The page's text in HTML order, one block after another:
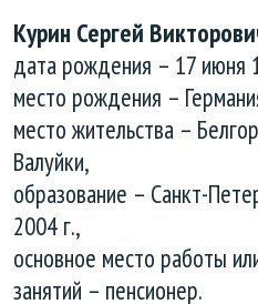
Курин Сергей
дата рождения – 17 июня
место рождения –
место жительства –
Валуйки,
образование – Санкт-
2004 г.,
основное место работы
занятий – пенсионер.